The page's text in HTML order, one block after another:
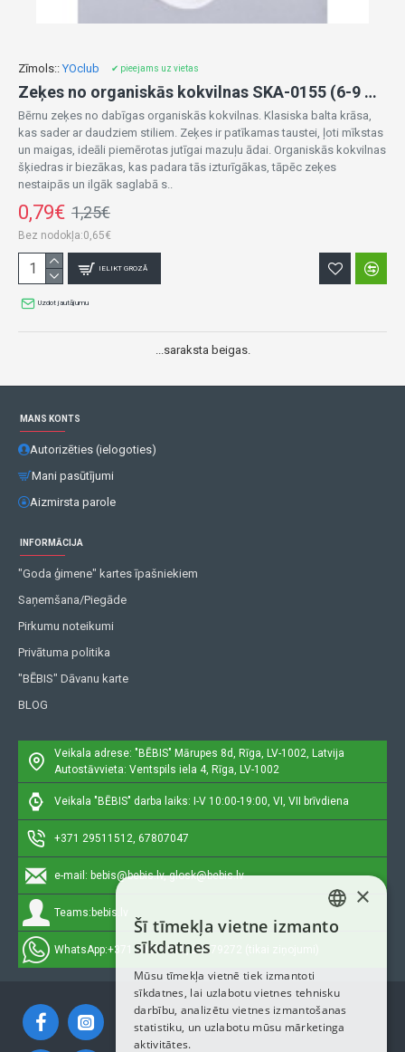
Zīmols:: YOclub ✔ pieejams uz vietas
Zeķes no organiskās kokvilnas SKA-0155 (6-9 mēn.)
Bērnu zeķes no dabīgas organiskās kokvilnas. Klasiska balta krāsa,
kas sader ar daudziem stiliem. Zeķes ir patīkamas taustei, ļoti mīkstas
un maigas, ideāli piemērotas jutīgai mazuļu ādai. Organiskās kokvilnas
šķiedras ir biezākas, kas padara tās izturīgākas, tāpēc zeķes
nestaipās un ilgāk saglabā s..
0,79€ 1,25€
Bez nodokļa:0,65€
IELIKT GROZĀ
Uzdot jautājumu
...saraksta beigas.
MANS KONTS
Autorizēties (ielogoties)
Mani pasūtījumi
Aizmirsta parole
INFORMĀCIJA
"Goda ģimene" kartes īpašniekiem
Saņemšana/Piegāde
Pirkumu noteikumi
Privātuma politika
"BĒBIS" Dāvanu karte
BLOG
Veikala adrese: "BĒBIS" Mārupes 8d, Rīga, LV-1002, Latvija
Autostāvvieta: Ventspils iela 4, Rīga, LV-1002
Veikala "BĒBIS" darba laiks: I-V 10:00-19:00, VI, VII brīvdiena
+371 29511512, 67807047
e-mail: bebis@bebis.lv, glosk@bebis.lv
Teams: bebis.lv
WhatsApp:+371 29511512, 20579272 (tikai ziņojumi)
LATVIAN
ENGLISH
×
Šī tīmekļa vietne izmanto
sīkdatnes
Mūsu tīmekļa vietnē tiek izmantoti
sīkdatnes, lai uzlabotu vietnes tehnisku
darbību, analizētu vietnes izmantošanas
statistiku, un uzlabotu mūsu mārketinga
aktivitātes.